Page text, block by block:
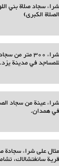
شراء سجاد صلاة بني
الصلاة الكبرى)
شراء 300 متر
للمساجد في مدينة يزد.
شراء عينة من سجاد
في همدان.
مثال على شراء سجادة
قرية سانغتشالاك،